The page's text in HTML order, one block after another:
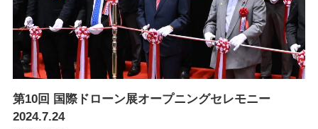
プレスリリース
導入実績
出展情報
実証実験
掲載記事
第10回 国際ドローン展オープニングセレモニー
2024.7.24